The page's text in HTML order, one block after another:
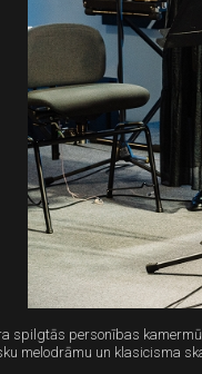
spilgtās personības
melodrāmu un klasicisma